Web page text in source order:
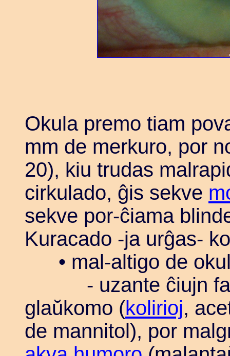
Okula premo tiam
mm de merkuro, por
20), kiu trudas
cirkulado, ĝis sekve
sekve por-ĉiama
Kuracado -ja urĝas-
• mal-altigo de
- uzante ĉiujn
glaŭkomo (kolirioj,
de mannitol), por